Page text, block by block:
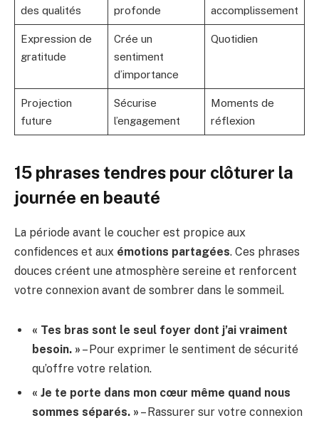
des qualités
profonde
accomplissement
Expression de
gratitude
Crée un
sentiment
d’importance
Quotidien
Projection
future
Sécurise
l’engagement
Moments de
réflexion
15 phrases tendres pour clôturer la
journée en beauté
La période avant le coucher est propice aux
confidences et aux émotions partagées. Ces phrases
douces créent une atmosphère sereine et renforcent
votre connexion avant de sombrer dans le sommeil.
« Tes bras sont le seul foyer dont j’ai vraiment
besoin. » – Pour exprimer le sentiment de sécurité
qu’offre votre relation.
« Je te porte dans mon cœur même quand nous
sommes séparés. » – Rassurer sur votre connexion